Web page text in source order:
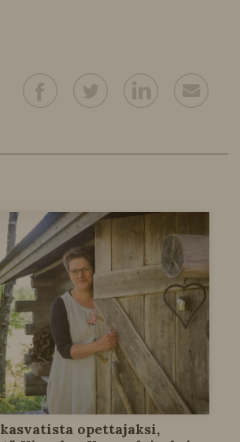
opettajaksi,